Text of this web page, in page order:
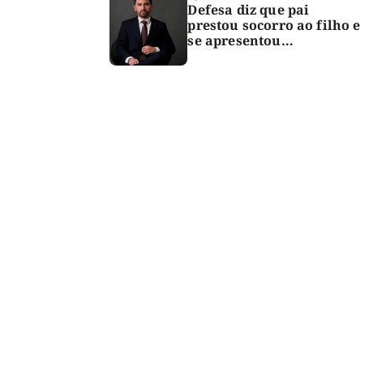
dele não foi homologado
Defesa diz que pai
prestou socorro ao filho e
se apresentou